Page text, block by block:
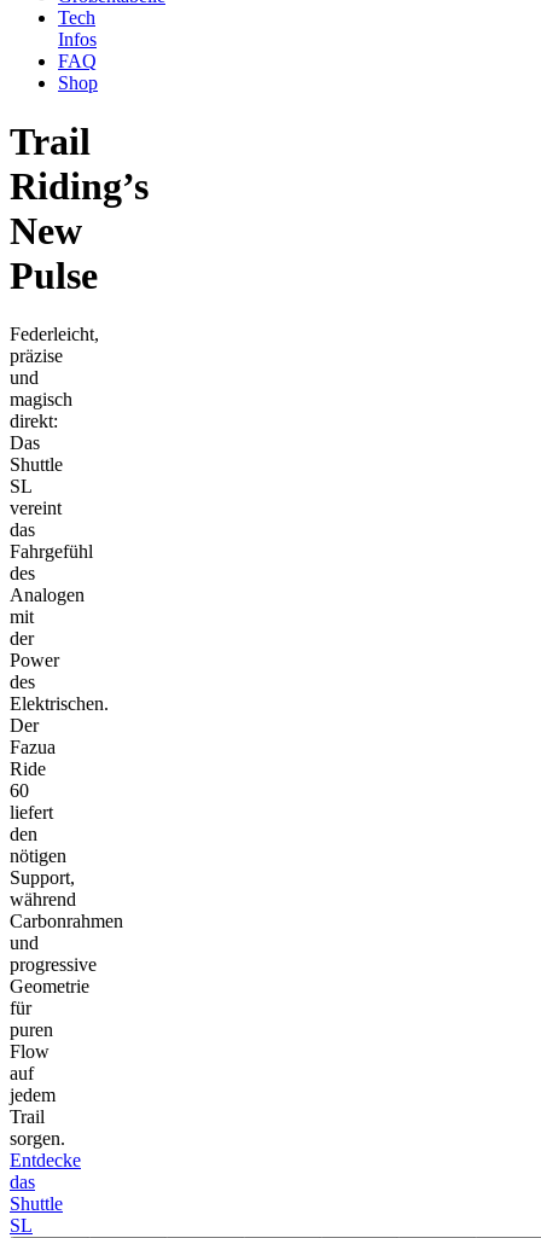
Tech
Infos
FAQ
Shop
Trail
Riding’s
New
Pulse
Federleicht,
präzise
und
magisch
direkt:
Das
Shuttle
SL
vereint
das
Fahrgefühl
des
Analogen
mit
der
Power
des
Elektrischen.
Der
Fazua
Ride
60
liefert
den
nötigen
Support,
während
Carbonrahmen
und
progressive
Geometrie
für
puren
Flow
auf
jedem
Trail
sorgen.
Entdecke
das
Shuttle
SL